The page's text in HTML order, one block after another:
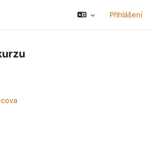
Přihlášení